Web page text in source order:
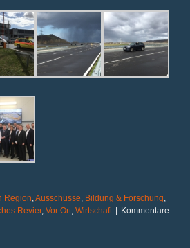
Region Ausschüsse Bildung & Forschung
Revier, Vor Ort Wirtschaft | Kommentare